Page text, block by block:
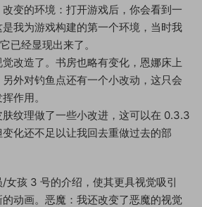
变的环境：打开游戏后，你会看到一
我为游戏构建的第一个环境，当时我
已经显现出来了。
改造了。书房也略有变化，恩娜床上
外对钓鱼点还有一个小改动，这只会
作用。
纹理做了一些小改进，这可以在 0.3.3
化还不足以让我回去重做过去的部
女孩 3 号的介绍，使其更具视觉吸引
动画。恶魔：我还改变了恶魔的视觉